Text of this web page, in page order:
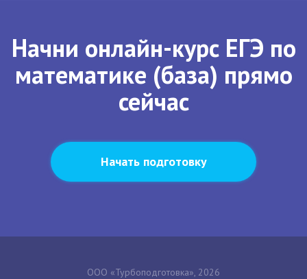
Начни онлайн-курс ЕГЭ по
математике (база) прямо
сейчас
Начать подготовку
ООО «Турбоподготовка», 2026